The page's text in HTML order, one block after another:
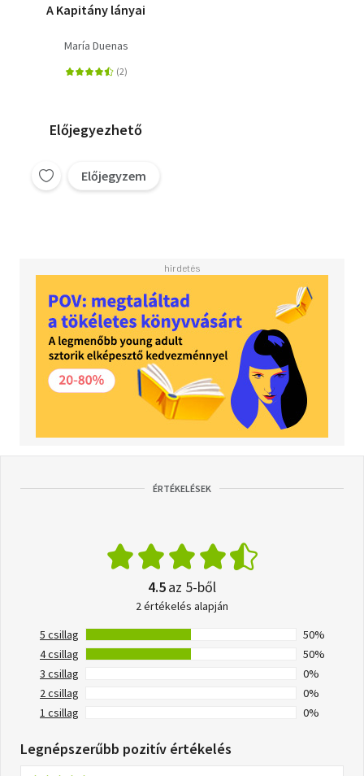
A Kapitány lányai
María Duenas
Előjegyezhető
Előjegyzem
ÉRTÉKELÉSEK
4.5az 5-ből
2 értékelés alapján
5 csillag
50%
4 csillag
50%
3 csillag
0%
2 csillag
0%
1 csillag
0%
Legnépszerűbb pozitív értékelés